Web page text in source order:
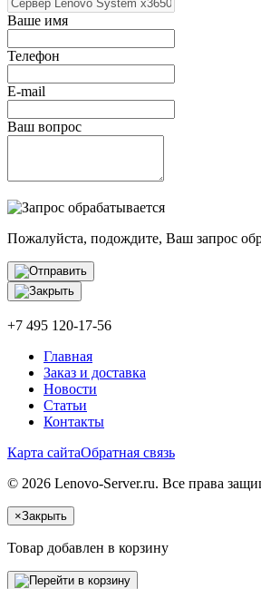
Ваше имя
Телефон
E-mail
Ваш вопрос
Пожалуйста, подождите, Ваш запрос
+7 495 120-17-56
Главная
Заказ и доставка
Новости
Статьи
Контакты
Карта сайтаОбратная связь
© 2026 Lenovo-Server.ru. Все права
×Закрыть
Товар добавлен в корзину